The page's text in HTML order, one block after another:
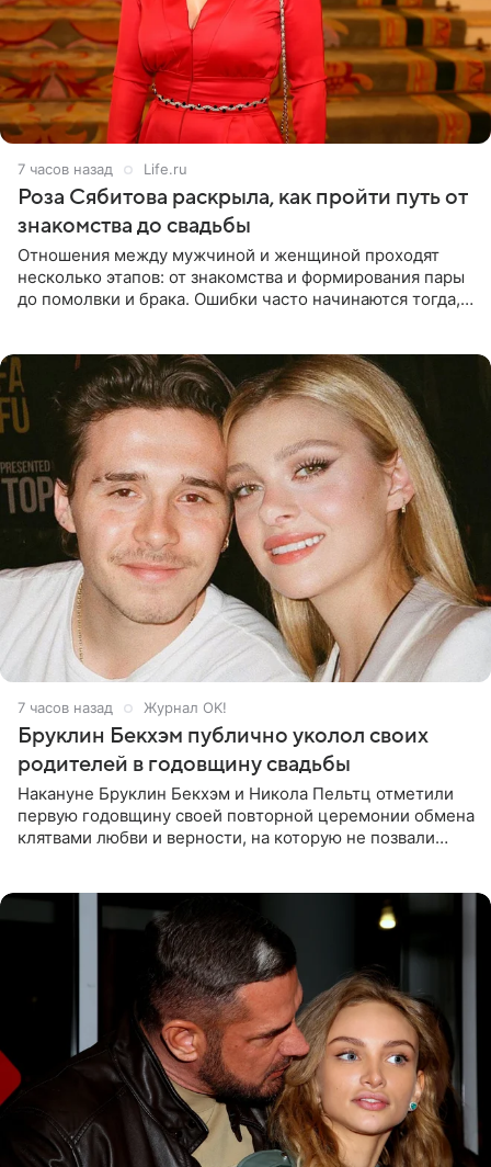
7 часов назад Life.ru
Роза Сябитова раскрыла, как пройти путь от
знакомства до свадьбы
Отношения между мужчиной и женщиной проходят
несколько этапов: от знакомства и формирования пары
до помолвки и брака. Ошибки часто начинаются тогда,
7 часов назад Журнал OK!
Бруклин Бекхэм публично уколол своих
родителей в годовщину свадьбы
Накануне Бруклин Бекхэм и Никола Пельтц отметили
первую годовщину своей повторной церемонии обмена
клятвами любви и верности, на которую не позвали